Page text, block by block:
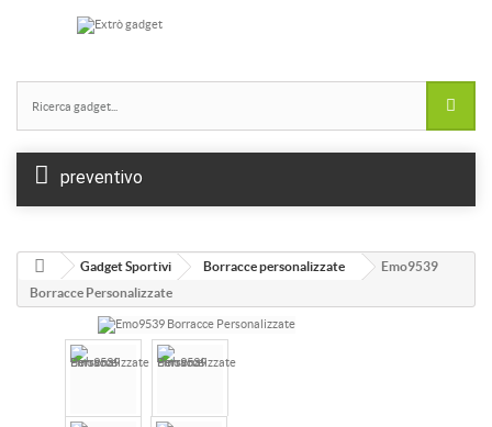
preventivo
Gadget Sportivi Borracce personalizzate
Emo9539
Borracce Personalizzate